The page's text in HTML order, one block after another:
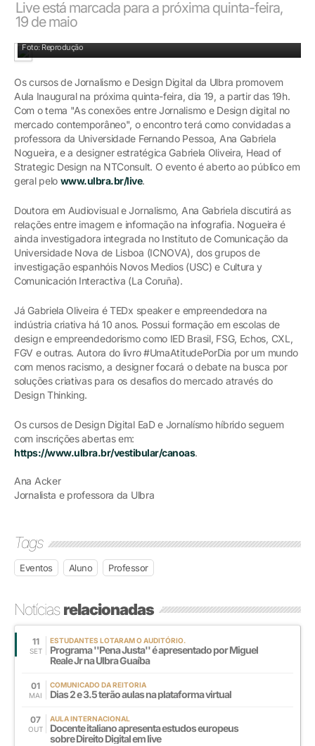
Live está marcada para a próxima quinta-feira,
19 de maio
Foto: Reprodução
Os cursos de Jornalismo e Design Digital da Ulbra promovem
Aula Inaugural na próxima quinta-feira, dia 19, a partir das 19h.
Com o tema "As conexões entre Jornalismo e Design digital no
mercado contemporâneo", o encontro terá como convidadas a
professora da Universidade Fernando Pessoa, Ana Gabriela
Nogueira, e a designer estratégica Gabriela Oliveira, Head of
Strategic Design na NTConsult. O evento é aberto ao público em
geral pelo www.ulbra.br/live.
Doutora em Audiovisual e Jornalismo, Ana Gabriela discutirá as
relações entre imagem e informação na infografia. Nogueira é
ainda investigadora integrada no Instituto de Comunicação da
Universidade Nova de Lisboa (ICNOVA), dos grupos de
investigação espanhóis Novos Medios (USC) e Cultura y
Comunicación Interactiva (La Coruña).
Já Gabriela Oliveira é TEDx speaker e empreendedora na
indústria criativa há 10 anos. Possui formação em escolas de
design e empreendedorismo como IED Brasil, FSG, Echos, CXL,
FGV e outras. Autora do livro #UmaAtitudePorDia por um mundo
com menos racismo, a designer focará o debate na busca por
soluções criativas para os desafios do mercado através do
Design Thinking.
Os cursos de Design Digital EaD e Jornalísmo híbrido seguem
com inscrições abertas em:
https://www.ulbra.br/vestibular/canoas.
Ana Acker
Jornalista e professora da Ulbra
Tags
Eventos Aluno Professor
Notíciasrelacionadas
11
SET
ESTUDANTES LOTARAM O AUDITÓRIO.
Programa ''Pena Justa'' é apresentado por Miguel
Reale Jr na Ulbra Guaíba
01
MAI
COMUNICADO DA REITORIA
Dias 2 e 3.5 terão aulas na plataforma virtual
07
OUT
AULA INTERNACIONAL
Docente italiano apresenta estudos europeus
sobre Direito Digital em live